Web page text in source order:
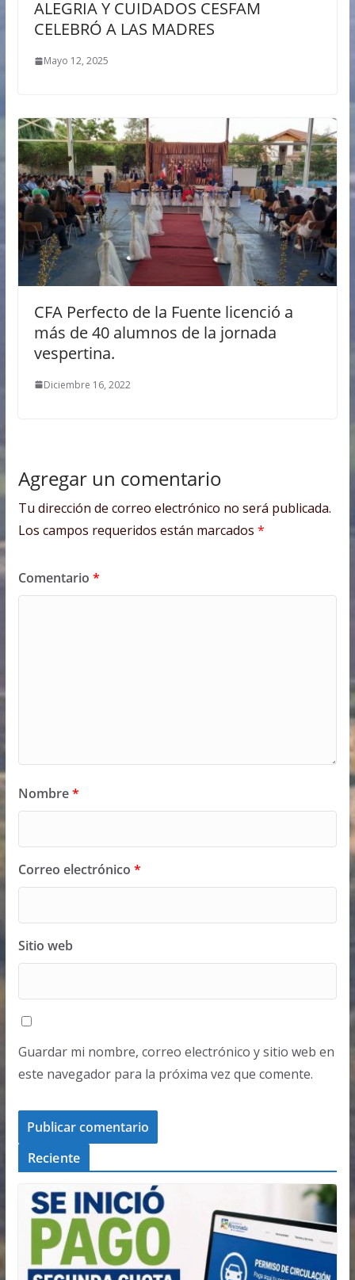
ALEGRIA Y CUIDADOS CESFAM
CELEBRÓ A LAS MADRES
Mayo 12, 2025
CFA Perfecto de la Fuente licenció a
más de 40 alumnos de la jornada
vespertina.
Diciembre 16, 2022
Agregar un comentario
Tu dirección de correo electrónico no será publicada.
Los campos requeridos están marcados *
Comentario *
Nombre*
Correo electrónico *
Sitio web
Guardar mi nombre, correo electrónico y sitio web en
este navegador para la próxima vez que comente.
Reciente